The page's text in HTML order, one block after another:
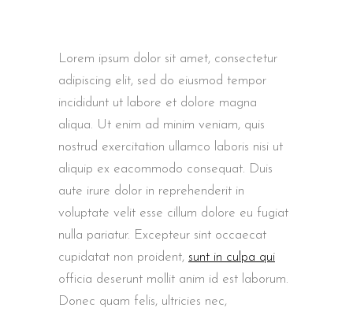
Lorem ipsum dolor sit amet, consectetur
adipiscing elit, sed do eiusmod tempor
incididunt ut labore et dolore magna
aliqua. Ut enim ad minim veniam, quis
nostrud exercitation ullamco laboris nisi ut
aliquip ex eacommodo consequat. Duis
aute irure dolor in reprehenderit in
voluptate velit esse cillum dolore eu fugiat
nulla pariatur. Excepteur sint occaecat
cupidatat non proident, sunt in culpa qui
officia deserunt mollit anim id est laborum.
Donec quam felis, ultricies nec,